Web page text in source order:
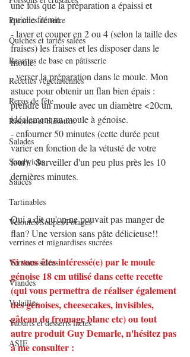
Pommes de terre
Quiches et tartes salées
Recettes de base en pâtisserie
Recettes végétariennes
Repas de fête
Risottos et blésottos
Salades
Sandwichs
Sauces
Tartinables
Veloutés/Soupes/Potages
verrines et mignardises sucrées
Verrines salées
Viandes
Volailles
Yaourts et desserts lactés
ASIE
une fois que la préparation a épaissi et
qu'elle frémit.
- laver et couper en 2 ou 4 (selon la taille des
fraises) les fraises et les disposer dans le
moule.
- verser la préparation dans le moule. Mon
astuce pour obtenir un flan bien épais :
prendre un moule avec un diamètre <20cm,
idéalement un moule à génoise.
- enfourner 50 minutes (cette durée peut
varier en fonction de la vétusté de votre
four).  Surveiller d'un peu plus près les 10
dernières minutes.
Qui a dit qu'on ne pouvait pas manger de
flan? Une version sans pâte délicieuse!!
Si vous êtes intéressé(e) par le moule
génoise 18 cm utilisé dans cette recette
(qui vous permettra de réaliser également
des génoises, cheesecakes, invisibles,
gâteau de fromage blanc etc) ou tout
autre produit Guy Demarle, n'hésitez pas
à me consulter :